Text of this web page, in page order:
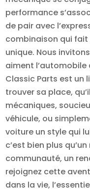
performance
de pair avec
combinaison qui
unique. Nous
aiment l’automobile
Classic Parts est un
trouver sa place,
mécaniques,
véhicule, ou
voiture un style qui
c’est bien plus
communauté, un
rejoignez cette
dans la vie,